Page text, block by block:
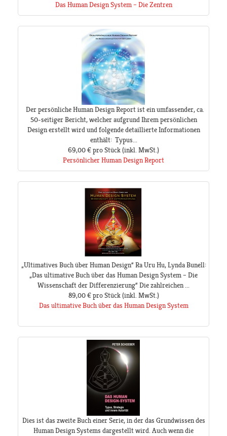
Das Human Design System – Die Zentren
Der persönliche Human Design Report ist ein umfassender, ca.
50-seitiger Bericht, welcher aufgrund Ihrem persönlichen
Design erstellt wird und folgende detaillierte Informationen
enthält: Typus...
69,00 €pro Stück(inkl. MwSt.)
Persönlicher Human Design Report
„Ultimatives Buch über Human Design“ Ra Uru Hu, Lynda Bunell:
„Das ultimative Buch über das Human Design System – Die
Wissenschaft der Differenzierung“ Die zahlreichen ...
89,00 € pro Stück(inkl. MwSt.)
Das ultimative Buch über das Human Design System
Dies ist das zweite Buch einer Serie, in der das Grundwissen des
Human Design Systems dargestellt wird. Auch wenn die